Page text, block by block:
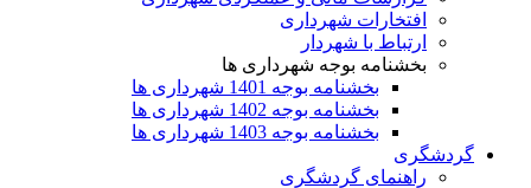
افتخارات شهرداری
ارتباط با شهردار
بخشنامه بوجه شهرداری ها
بخشنامه بوجه 1401 شهرداری ها
بخشنامه بوجه 1402 شهرداری ها
بخشنامه بوجه 1403 شهرداری ها
گردشگری
راهنمای گردشگری